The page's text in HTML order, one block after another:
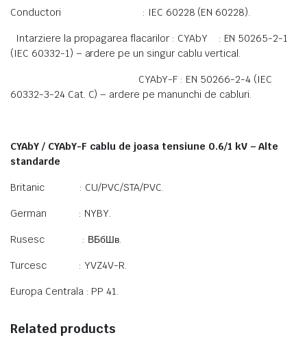
Conductori : IEC 60228 (EN 60228).
Intarziere la propagarea flacarilor : CYAbY : EN 50265-2-1
(IEC 60332-1) – ardere pe un singur cablu vertical.
CYAbY-F : EN 50266-2-4 (IEC
60332-3-24 Cat. C) – ardere pe manunchi de cabluri.
CYAbY / CYAbY-F cablu de joasa tensiune 0.6/1 kV – Alte
standarde
Britanic : CU/PVC/STA/PVC.
German : NYBY.
Rusesc : ВБбШв.
Turcesc : YVZ4V-R.
Europa Centrala : PP 41.
Related products